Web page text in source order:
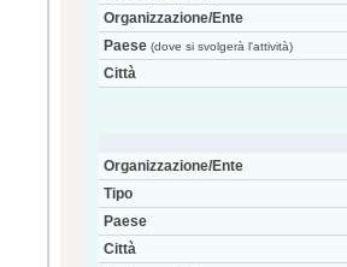
Organizzazione/Ente
Paese (dove si svolgerà l'attività)
Città
Organizzazione/Ente
Tipo
Paese
Città